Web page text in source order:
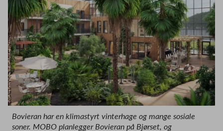
Bovieran har en klimastyrt vinterhage og mange sosiale
soner. MOBO planlegger Bovieran på Bjørset, og